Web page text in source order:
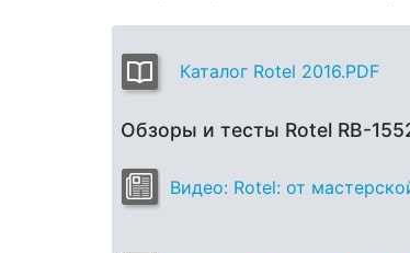
Каталог Rotel 2016.PDF
Обзоры и тесты Rotel RB-
Видео: Rotel: от